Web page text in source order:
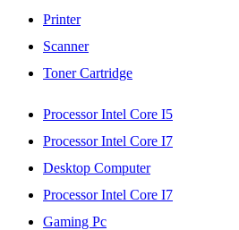
Printer
Scanner
Toner Cartridge
Processor Intel Core I5
Processor Intel Core I7
Desktop Computer
Processor Intel Core I7
Gaming Pc